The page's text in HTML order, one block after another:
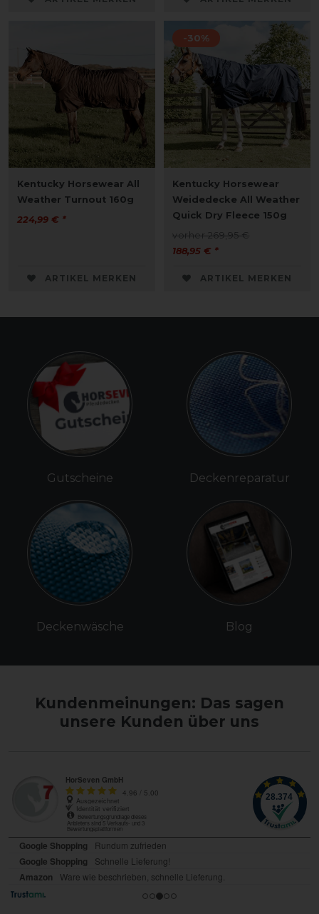
Kentucky Horsewear All
Weather Turnout 160g
224,99 € *
ARTIKEL MERKEN
-30%
Kentucky Horsewear
Weidedecke All Weather
Quick Dry Fleece 150g
vorher 269,95 €
188,95 € *
ARTIKEL MERKEN
Gutscheine
Deckenwäsche
Deckenreparatur
Blog
Kundenmeinungen: Das sagen
unsere Kunden über uns